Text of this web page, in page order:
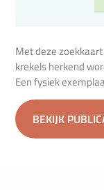
Met deze
krekels herkend
Een fysiek
BEKIJK